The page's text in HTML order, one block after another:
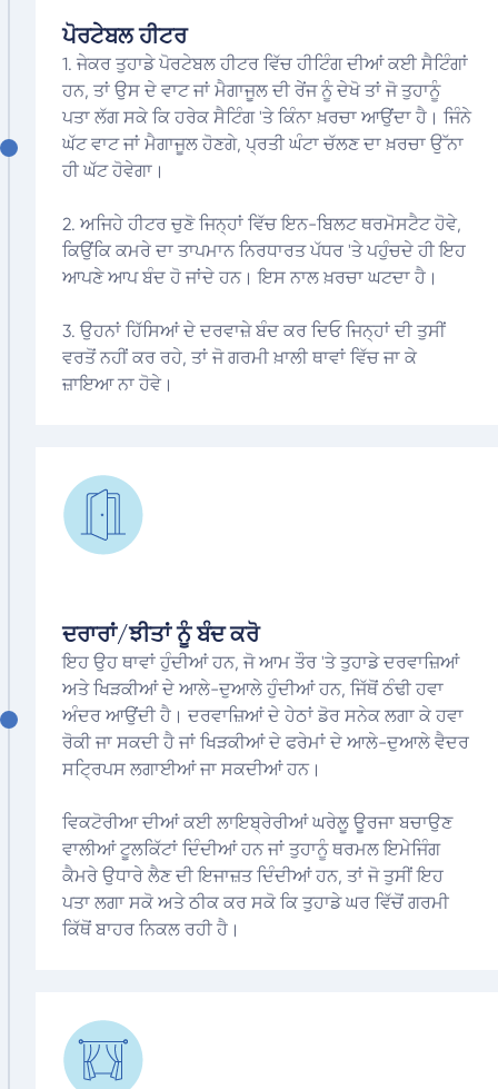
ਪੋਰਟੇਬਲ ਹੀਟਰ
1. ਜੇਕਰ ਤੁਹਾਡੇ ਪੋਰਟੇਬਲ ਹੀਟਰ ਵਿੱਚ ਹੀਟਿੰਗ ਦੀਆਂ ਕਈ ਸੈਟਿੰਗਾਂ
ਹਨ, ਤਾਂ ਉਸ ਦੇ ਵਾਟ ਜਾਂ ਮੈਗਾਜੂਲ ਦੀ ਰੇਂਜ ਨੂੰ ਦੇਖੋ ਤਾਂ ਜੋ ਤੁਹਾਨੂੰ
ਪਤਾ ਲੱਗ ਸਕੇ ਕਿ ਹਰੇਕ ਸੈਟਿੰਗ 'ਤੇ ਕਿੰਨਾ ਖ਼ਰਚਾ ਆਉਂਦਾ ਹੈ। ਜਿੰਨੇ
ਘੱਟ ਵਾਟ ਜਾਂ ਮੈਗਾਜੂਲ ਹੋਣਗੇ, ਪ੍ਰਤੀ ਘੰਟਾ ਚੱਲਣ ਦਾ ਖ਼ਰਚਾ ਉੱਨਾ
ਹੀ ਘੱਟ ਹੋਵੇਗਾ।
2. ਅਜਿਹੇ ਹੀਟਰ ਚੁਣੋ ਜਿਨ੍ਹਾਂ ਵਿੱਚ ਇਨ-ਬਿਲਟ ਥਰਮੋਸਟੈਟ ਹੋਵੇ,
ਕਿਉਂਕਿ ਕਮਰੇ ਦਾ ਤਾਪਮਾਨ ਨਿਰਧਾਰਤ ਪੱਧਰ 'ਤੇ ਪਹੁੰਚਦੇ ਹੀ ਇਹ
ਆਪਣੇ ਆਪ ਬੰਦ ਹੋ ਜਾਂਦੇ ਹਨ। ਇਸ ਨਾਲ ਖ਼ਰਚਾ ਘਟਦਾ ਹੈ।
3. ਉਹਨਾਂ ਹਿੱਸਿਆਂ ਦੇ ਦਰਵਾਜ਼ੇ ਬੰਦ ਕਰ ਦਿਓ ਜਿਨ੍ਹਾਂ ਦੀ ਤੁਸੀਂ
ਵਰਤੋਂ ਨਹੀਂ ਕਰ ਰਹੇ, ਤਾਂ ਜੋ ਗਰਮੀ ਖ਼ਾਲੀ ਥਾਵਾਂ ਵਿੱਚ ਜਾ ਕੇ
ਜ਼ਾਇਆ ਨਾ ਹੋਵੇ।
ਦਰਾਰਾਂ/ਝੀਤਾਂ ਨੂੰ ਬੰਦ ਕਰੋ
ਇਹ ਉਹ ਥਾਵਾਂ ਹੁੰਦੀਆਂ ਹਨ, ਜੋ ਆਮ ਤੌਰ 'ਤੇ ਤੁਹਾਡੇ ਦਰਵਾਜ਼ਿਆਂ
ਅਤੇ ਖਿੜਕੀਆਂ ਦੇ ਆਲੇ-ਦੁਆਲੇ ਹੁੰਦੀਆਂ ਹਨ, ਜਿੱਥੋਂ ਠੰਢੀ ਹਵਾ
ਅੰਦਰ ਆਉਂਦੀ ਹੈ। ਦਰਵਾਜ਼ਿਆਂ ਦੇ ਹੇਠਾਂ ਡੋਰ ਸਨੇਕ ਲਗਾ ਕੇ ਹਵਾ
ਰੋਕੀ ਜਾ ਸਕਦੀ ਹੈ ਜਾਂ ਖਿੜਕੀਆਂ ਦੇ ਫਰੇਮਾਂ ਦੇ ਆਲੇ-ਦੁਆਲੇ ਵੈਦਰ
ਸਟ੍ਰਿਪਸ ਲਗਾਈਆਂ ਜਾ ਸਕਦੀਆਂ ਹਨ।
ਵਿਕਟੋਰੀਆ ਦੀਆਂ ਕਈ ਲਾਇਬ੍ਰੇਰੀਆਂ ਘਰੇਲੂ ਊਰਜਾ ਬਚਾਉਣ
ਵਾਲੀਆਂ ਟੂਲਕਿੱਟਾਂ ਦਿੰਦੀਆਂ ਹਨ ਜਾਂ ਤੁਹਾਨੂੰ ਥਰਮਲ ਇਮੇਜਿੰਗ
ਕੈਮਰੇ ਉਧਾਰੇ ਲੈਣ ਦੀ ਇਜਾਜ਼ਤ ਦਿੰਦੀਆਂ ਹਨ, ਤਾਂ ਜੋ ਤੁਸੀਂ ਇਹ
ਪਤਾ ਲਗਾ ਸਕੋ ਅਤੇ ਠੀਕ ਕਰ ਸਕੋ ਕਿ ਤੁਹਾਡੇ ਘਰ ਵਿੱਚੋਂ ਗਰਮੀ
ਕਿੱਥੋਂ ਬਾਹਰ ਨਿਕਲ ਰਹੀ ਹੈ।